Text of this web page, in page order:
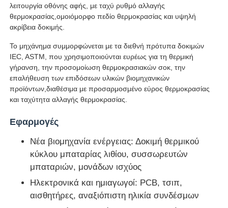
Γύρος εργοστασίων
Ποιοτικός έλεγχος
επαφή
Ζητήστε ένα απόσπασμα
Εξοπλισμός δοκιμής εργαστηρίων
Θάλαμος Περιβαλλοντικών Δοκιμών
Καθολική μηχανή δοκιμών
λειτουργία οθόνης αφής, με ταχύ ρυθμό αλλαγής
θερμοκρασίας,ομοιόμορφο πεδίο θερμοκρασίας και υψηλή
ακρίβεια δοκιμής.
Το μηχάνημα συμμορφώνεται με τα διεθνή πρότυπα δοκιμών
IEC, ASTM, που χρησιμοποιούνται ευρέως για τη θερμική
γήρανση, την προσομοίωση θερμοκρασιακών σοκ, την
επαλήθευση των επιδόσεων υλικών βιομηχανικών
προϊόντων,διαθέσιμα με προσαρμοσμένο εύρος θερμοκρασίας
και ταχύτητα αλλαγής θερμοκρασίας.
Εφαρμογές
Νέα βιομηχανία ενέργειας: Δοκιμή θερμικού
κύκλου μπαταρίας λιθίου, συσσωρευτών
μπαταριών, μονάδων ισχύος
Ηλεκτρονικά και ημιαγωγοί: PCB, τσιπ,
αισθητήρες, αναξιόπιστη ηλικία συνδέσμων